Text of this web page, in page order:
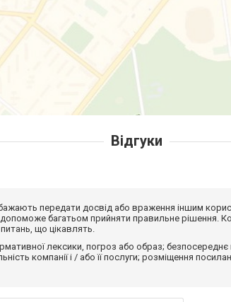
Відгуки
бажають передати досвід або враження іншим
багатьом прийняти правильне рішення.
що цікавлять.
лексики, погроз або образ;
компанії і / або її послуги; розміщення